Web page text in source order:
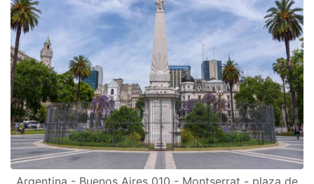
Argentina - Buenos Aires 010 - Montserrat - plaza de